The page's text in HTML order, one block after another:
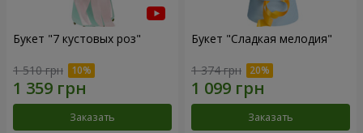
Букет "7 кустовых роз"
1 510 грн
Заказать
Букет "Сладкая мелодия"
1 374 грн
Заказать